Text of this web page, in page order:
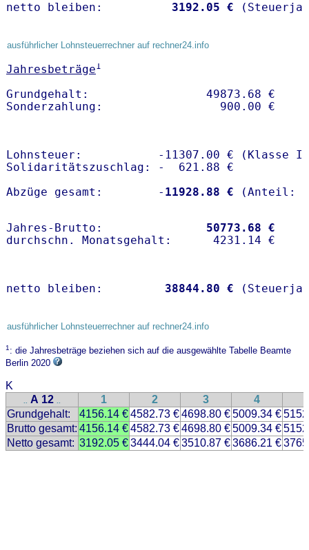
netto bleiben: 3192.05 €
ausführlicher Lohnsteuerrechner auf rechner24.info
Jahresbeträge1
Grundgehalt:                 49873.68 €
Lohnsteuer:           -11307.00 € (Klasse I)
Solidaritätszuschlag: -  621.88 €
Abzüge gesamt:        - 11928.88 €
Jahres-Brutto: 50773.68 €
netto bleiben: 38844.80 €
ausführlicher Lohnsteuerrechner auf rechner24.info
1: die Jahresbeträge beziehen sich auf die ausgewählte Tabelle Beamte
Berlin 2020
K
.. A 12 .. 1 2 3 4
Grundgehalt:
4156.14 €4582.73 €4698.80 €5009.34 €
Brutto gesamt: 4156.14 €4582.73 €4698.80 €5009.34 €
Netto gesamt: 3192.05 €3444.04 €3510.87 €3686.21 €